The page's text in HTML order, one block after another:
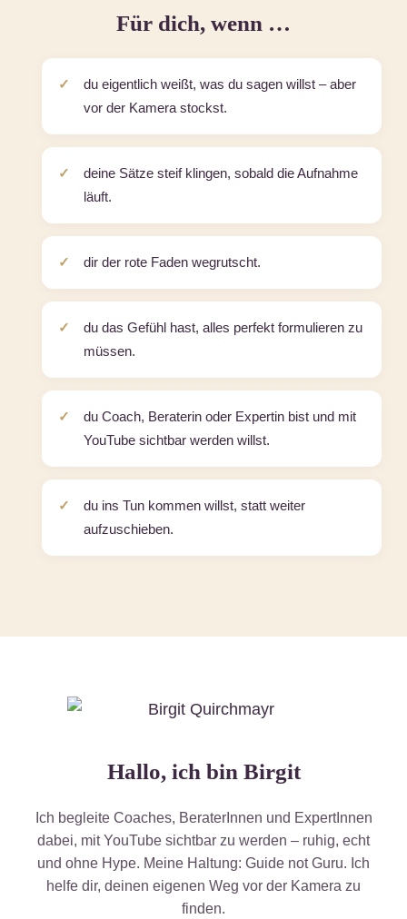
Für dich, wenn …
du eigentlich weißt, was du sagen willst – aber
vor der Kamera stockst.
deine Sätze steif klingen, sobald die Aufnahme
läuft.
dir der rote Faden wegrutscht.
du das Gefühl hast, alles perfekt formulieren zu
müssen.
du Coach, Beraterin oder Expertin bist und mit
YouTube sichtbar werden willst.
du ins Tun kommen willst, statt weiter
aufzuschieben.
Hallo, ich bin Birgit
Ich begleite Coaches, BeraterInnen und ExpertInnen
dabei, mit YouTube sichtbar zu werden – ruhig, echt
und ohne Hype. Meine Haltung: Guide not Guru. Ich
helfe dir, deinen eigenen Weg vor der Kamera zu
finden.